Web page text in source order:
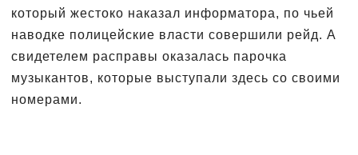
который жестоко наказал информатора, по чьей
наводке полицейские власти совершили рейд. А
свидетелем расправы оказалась парочка
музыкантов, которые выступали здесь со своими
номерами.